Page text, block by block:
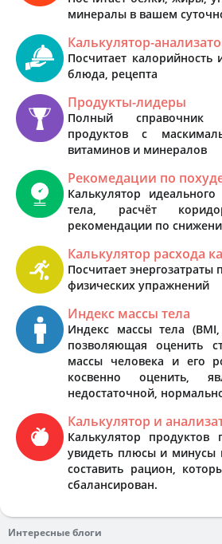
минералы в вашем
Калькулятор-
Посчитает калорийность
блюда, рецепта
Продукты-лидеры
Полный справочник
продуктов с
витаминов и минералов
Рекомедации по
Калькулятор
тела, расчёт
рекомендации по
Калькулятор расхода
Посчитает
физических упражнений
Индекс массы тела
Индекс массы тела
позволяющая оценить
массы человека и его
косвенно оценить,
недостаточной,
Калькулятор и
Калькулятор продуктов
увидеть плюсы и минусы
составить рацион,
сбалансирован.
Интересные блоги